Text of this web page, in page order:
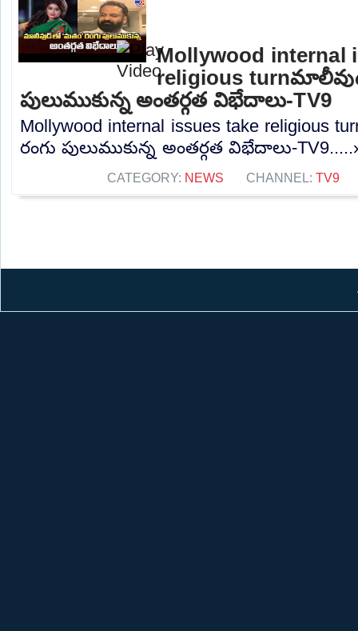
Mollywood internal
religious
పులుముకున్న అంతర్గత విభేదాలు-TV9
Mollywood internal issues take
రంగు పులుముకున్న అంతర్గత విభేదాలు-
CATEGORY: NEWS CHANNEL: TV9